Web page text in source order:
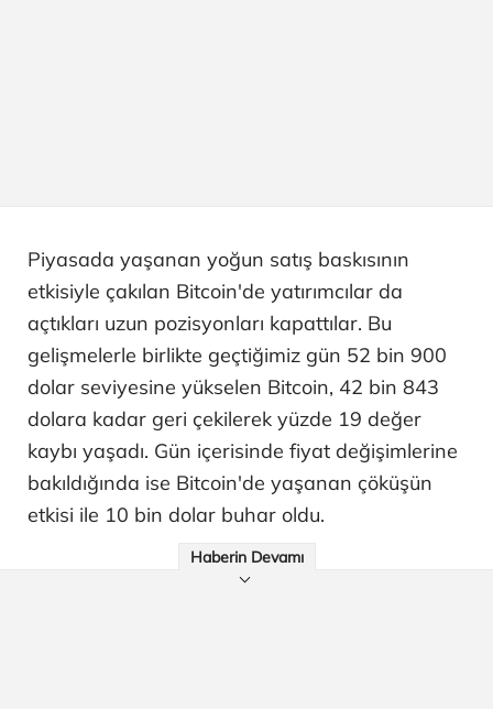
Piyasada yaşanan yoğun satış baskısının
etkisiyle çakılan Bitcoin'de yatırımcılar da
açtıkları uzun pozisyonları kapattılar. Bu
gelişmelerle birlikte geçtiğimiz gün 52 bin 900
dolar seviyesine yükselen Bitcoin, 42 bin 843
dolara kadar geri çekilerek yüzde 19 değer
kaybı yaşadı. Gün içerisinde fiyat değişimlerine
bakıldığında ise Bitcoin'de yaşanan çöküşün
etkisi ile 10 bin dolar buhar oldu.
Haberin Devamı